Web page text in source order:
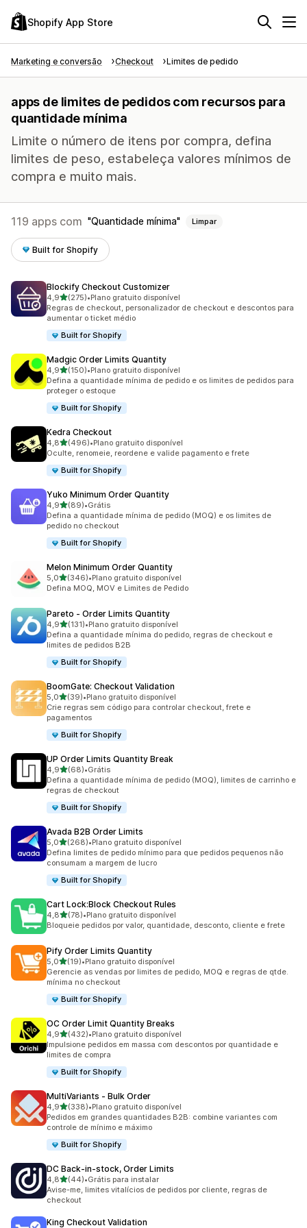
Shopify App Store
Marketing e conversão Checkout Limites de pedido
apps de limites de pedidos com recursos para
quantidade mínima
Limite o número de itens por compra, defina
limites de peso, estabeleça valores mínimos de
compra e muito mais.
119 apps com Quantidade mínima Limpar
Built for Shopify
Blockify Checkout Customizer
4,9de 5 estrelas
(275)
275 avaliações ao todo
•Plano gratuito disponível
Regras de checkout, personalizador de checkout e descontos para
aumentar o ticket médio
Built for Shopify
Madgic Order Limits Quantity
4,9de 5 estrelas
(150)
150 avaliações ao todo
•Plano gratuito disponível
Defina a quantidade mínima de pedido e os limites de pedidos para
proteger o estoque
Built for Shopify
Kedra Checkout
4,8de 5 estrelas
(496)
496 avaliações ao todo
•Plano gratuito disponível
Oculte, renomeie, reordene e valide pagamento e frete
Built for Shopify
Yuko Minimum Order Quantity
4,9de 5 estrelas
(89)
89 avaliações ao todo
•Grátis
Defina a quantidade mínima de pedido (MOQ) e os limites de
pedido no checkout
Built for Shopify
Melon Minimum Order Quantity
5,0de 5 estrelas
(346)
346 avaliações ao todo
•Plano gratuito disponível
Defina MOQ, MOV e Limites de Pedido
Pareto ‑ Order Limits Quantity
4,9de 5 estrelas
(131)
131 avaliações ao todo
•Plano gratuito disponível
Defina a quantidade mínima do pedido, regras de checkout e
limites de pedidos B2B
Built for Shopify
BoomGate: Checkout Validation
5,0de 5 estrelas
(39)
39 avaliações ao todo
•Plano gratuito disponível
Crie regras sem código para controlar checkout, frete e
pagamentos
Built for Shopify
UP Order Limits Quantity Break
4,9de 5 estrelas
(68)
68 avaliações ao todo
•Grátis
Defina a quantidade mínima de pedido (MOQ), limites de carrinho e
regras de checkout
Built for Shopify
Avada B2B Order Limits
5,0de 5 estrelas
(268)
268 avaliações ao todo
•Plano gratuito disponível
Defina limites de pedido mínimo para que pedidos pequenos não
consumam a margem de lucro
Built for Shopify
Cart Lock:Block Checkout Rules
4,8de 5 estrelas
(78)
78 avaliações ao todo
•Plano gratuito disponível
Bloqueie pedidos por valor, quantidade, desconto, cliente e frete
Pify Order Limits Quantity
5,0de 5 estrelas
(19)
19 avaliações ao todo
•Plano gratuito disponível
Gerencie as vendas por limites de pedido, MOQ e regras de qtde.
mínima no checkout
Built for Shopify
OC Order Limit Quantity Breaks
4,9de 5 estrelas
(432)
432 avaliações ao todo
•Plano gratuito disponível
Impulsione pedidos em massa com descontos por quantidade e
limites de compra
Built for Shopify
MultiVariants ‑ Bulk Order
4,9de 5 estrelas
(338)
338 avaliações ao todo
•Plano gratuito disponível
Pedidos em grandes quantidades B2B: combine variantes com
controle de mínimo e máximo
Built for Shopify
DC Back‑in‑stock, Order Limits
4,8de 5 estrelas
(44)
44 avaliações ao todo
•Grátis para instalar
Avise-me, limites vitalícios de pedidos por cliente, regras de
checkout
King Checkout Validation